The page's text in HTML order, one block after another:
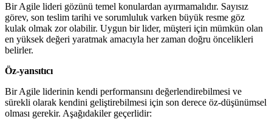
Bir Agile lideri gözünü temel konulardan ayırmamalıdır. Sayısız
görev, son teslim tarihi ve sorumluluk varken büyük resme göz
kulak olmak zor olabilir. Uygun bir lider, müşteri için mümkün olan
en yüksek değeri yaratmak amacıyla her zaman doğru öncelikleri
belirler.
Öz-yansıtıcı
Bir Agile liderinin kendi performansını değerlendirebilmesi ve
sürekli olarak kendini geliştirebilmesi için son derece öz-düşünümsel
olması gerekir. Aşağıdakiler geçerlidir: